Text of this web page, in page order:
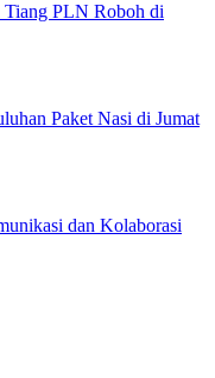
PLN Roboh di
Paket Nasi di Jumat
dan Kolaborasi